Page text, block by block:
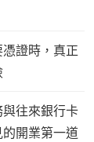
證時，真正
往來銀行卡
開業第一道